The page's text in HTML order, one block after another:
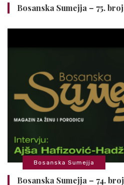
Bosanska Sumejja – 75. broj
Bosanska Sumejja
Bosanska Sumejja – 74. broj